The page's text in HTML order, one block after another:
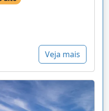
Veja mais